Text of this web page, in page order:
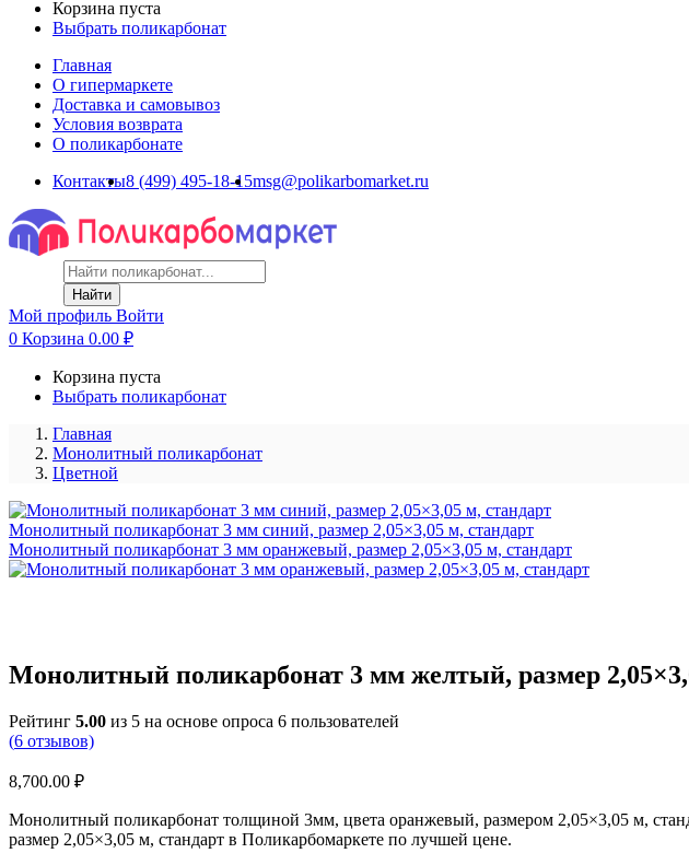
Корзина пуста
Выбрать поликарбонат
Главная
О гипермаркете
Доставка и самовывоз
Условия возврата
О поликарбонате
Контакты8 (499) 495-18-15msg@polikarbomarket.ru
Найти
Мой профиль Войти
0 Корзина 0.00 ₽
Корзина пуста
Выбрать поликарбонат
Главная
Монолитный поликарбонат
Цветной
Монолитный поликарбонат 3 мм синий, размер 2,05×3,05 м, стандарт
Монолитный поликарбонат 3 мм оранжевый, размер 2,05×3,05 м, стандарт
Монолитный поликарбонат 3 мм желтый, размер
Рейтинг 5.00 из 5 на основе опроса 6 пользователей
(6 отзывов)
8,700.00 ₽
Монолитный поликарбонат толщиной 3мм, цвета оранжевый, размером 2,05×3,05 м,
размер 2,05×3,05 м, стандарт в Поликарбомаркете по лучшей цене.